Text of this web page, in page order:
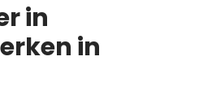
in
in